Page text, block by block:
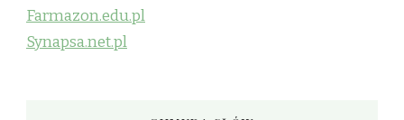
Farmazon.edu.pl
Synapsa.net.pl